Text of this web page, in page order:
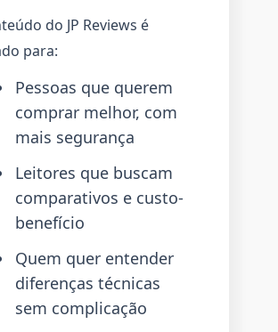
do JP Reviews é
para:
Pessoas que querem
comprar melhor, com
mais segurança
Leitores que buscam
comparativos e custo-
benefício
Quem quer entender
diferenças técnicas
sem complicação